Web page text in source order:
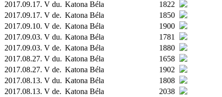
2017.09.17. V du. Katona Béla
1822
2017.09.17. V de. Katona Béla
1850
2017.09.10. V de. Katona Béla
1900
2017.09.03. V du. Katona Béla
1781
2017.09.03. V de. Katona Béla
1880
2017.08.27. V du. Katona Béla
1658
2017.08.27. V de. Katona Béla
1902
2017.08.13. V du. Katona Béla
1808
2017.08.13. V de. Katona Béla
2038